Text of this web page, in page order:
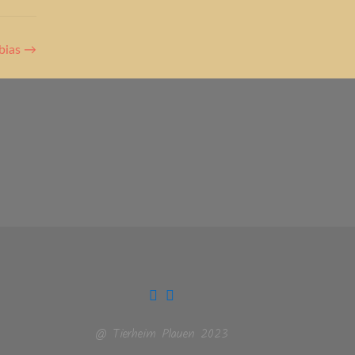
→
@ Tierheim Plauen 2023